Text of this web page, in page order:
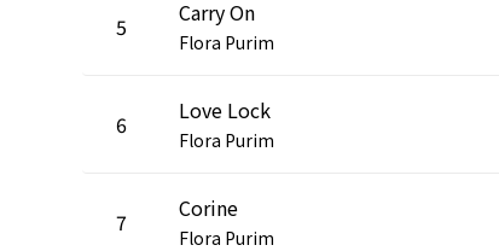
5 Carry On
Flora Purim
6 Love Lock
Flora Purim
7 Corine
Flora Purim